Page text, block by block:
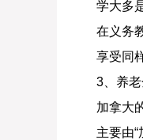
学大多
在义务
享受同
3、养
加拿大
主要由“